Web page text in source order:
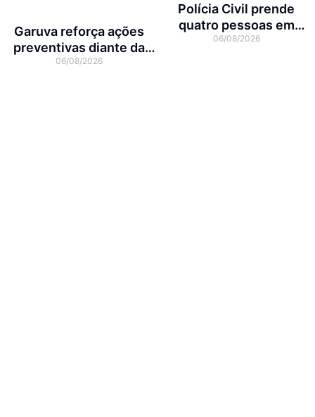
Garuva reforça ações
preventivas diante da
previsão de atuação do El
06/08/2026
Polícia Civil prende
quatro pessoas em
operação contra tráfico
06/08/2026